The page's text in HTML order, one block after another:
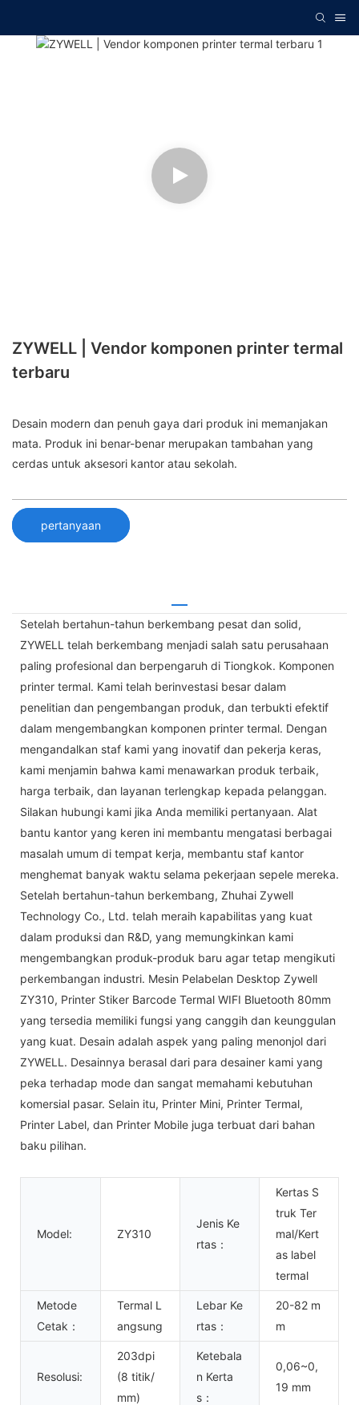
ZYWELL | Vendor komponen printer termal
terbaru
Desain modern dan penuh gaya dari produk ini memanjakan
mata. Produk ini benar-benar merupakan tambahan yang
cerdas untuk aksesori kantor atau sekolah.
pertanyaan
Setelah bertahun-tahun berkembang pesat dan solid,
ZYWELL telah berkembang menjadi salah satu perusahaan
paling profesional dan berpengaruh di Tiongkok. Komponen
printer termal. Kami telah berinvestasi besar dalam
penelitian dan pengembangan produk, dan terbukti efektif
dalam mengembangkan komponen printer termal. Dengan
mengandalkan staf kami yang inovatif dan pekerja keras,
kami menjamin bahwa kami menawarkan produk terbaik,
harga terbaik, dan layanan terlengkap kepada pelanggan.
Silakan hubungi kami jika Anda memiliki pertanyaan. Alat
bantu kantor yang keren ini membantu mengatasi berbagai
masalah umum di tempat kerja, membantu staf kantor
menghemat banyak waktu selama pekerjaan sepele mereka.
Setelah bertahun-tahun berkembang, Zhuhai Zywell
Technology Co., Ltd. telah meraih kapabilitas yang kuat
dalam produksi dan R&D, yang memungkinkan kami
mengembangkan produk-produk baru agar tetap mengikuti
perkembangan industri. Mesin Pelabelan Desktop Zywell
ZY310, Printer Stiker Barcode Termal WIFI Bluetooth 80mm
yang tersedia memiliki fungsi yang canggih dan keunggulan
yang kuat. Desain adalah aspek yang paling menonjol dari
ZYWELL. Desainnya berasal dari para desainer kami yang
peka terhadap mode dan sangat memahami kebutuhan
komersial pasar. Selain itu, Printer Mini, Printer Termal,
Printer Label, dan Printer Mobile juga terbuat dari bahan
baku pilihan.
Model: ZY310
Jenis Ke
rtas：
Kertas S
truk Ter
mal/Kert
as label
termal
Metode
Cetak：
Termal L
angsung
Lebar Ke
rtas：
20-82 m
m
Resolusi:
203dpi
(8 titik/
mm)
Ketebala
n Kerta
s：
0,06~0,
19 mm